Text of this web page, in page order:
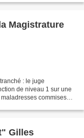
Magistrature
: le juge
de niveau 1 sur une
commises
Gilles